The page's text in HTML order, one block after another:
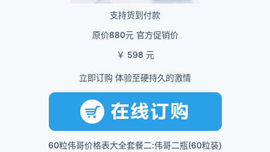
支持货到付款
原价880元 官方促销价
￥ 598 元
立即订购 体验至硬持久的激情
60粒伟哥价格表大全套餐二:伟哥二瓶(60粒装)